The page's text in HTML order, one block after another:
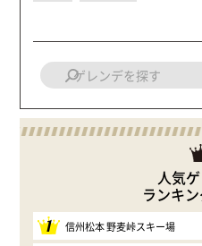
人気
ランキ
1 信州松本 野麦峠スキー場